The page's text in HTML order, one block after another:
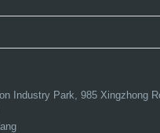
Industry Park, 985 Xingzhong